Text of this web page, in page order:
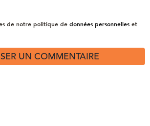
de notre politique de données personnelles et